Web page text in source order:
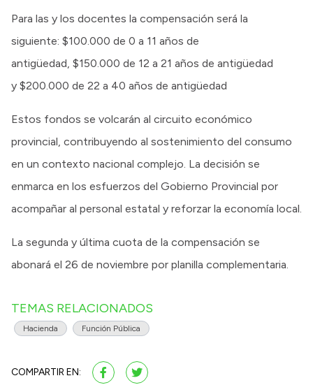
Para las y los docentes la compensación será la
siguiente: $100.000 de 0 a 11 años de
antigüedad, $150.000 de 12 a 21 años de antigüedad
y $200.000 de 22 a 40 años de antigüedad
Estos fondos se volcarán al circuito económico
provincial, contribuyendo al sostenimiento del consumo
en un contexto nacional complejo. La decisión se
enmarca en los esfuerzos del Gobierno Provincial por
acompañar al personal estatal y reforzar la economía local.
La segunda y última cuota de la compensación se
abonará el 26 de noviembre por planilla complementaria.
TEMAS RELACIONADOS
Hacienda Función Pública
COMPARTIR EN: